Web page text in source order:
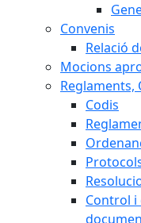
Convenis
Relació
Mocions
Reglaments,
Codis
Control i